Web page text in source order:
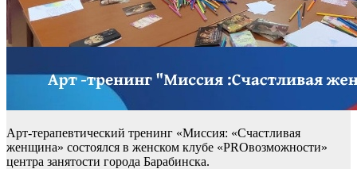
Арт-терапевтический тренинг «Миссия: «Счастливая
женщина» состоялся в женском клубе «PROвозможности»
центра занятости города Барабинска.